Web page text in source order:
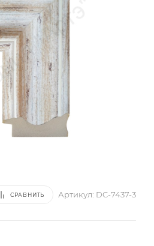
СРАВНИТЬ Артикул: DC-7437-3